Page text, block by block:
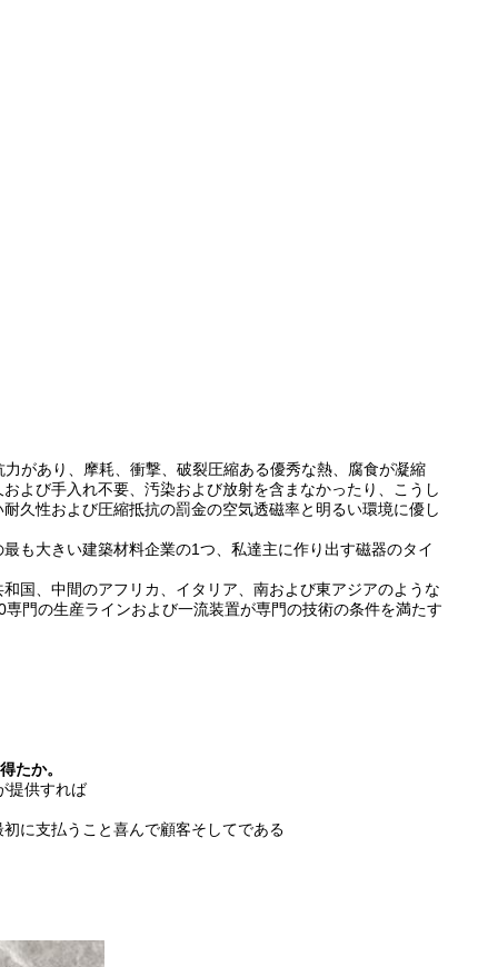
があり、摩耗、衝撃、破裂圧縮ある優秀な熱、腐食が凝縮
よび手入れ不要、汚染および放射を含まなかったり、こうし
久性および圧縮抵抗の罰金の空気透磁率と明るい環境に優し
も大きい建築材料企業の1つ、私達主に作り出す磁器のタイ
国、中間のアフリカ、イタリア、南および東アジアのような
門の生産ラインおよび一流装置が専門の技術の条件を満たす
たか。
提供すれば
に支払うこと喜んで顧客そしてである